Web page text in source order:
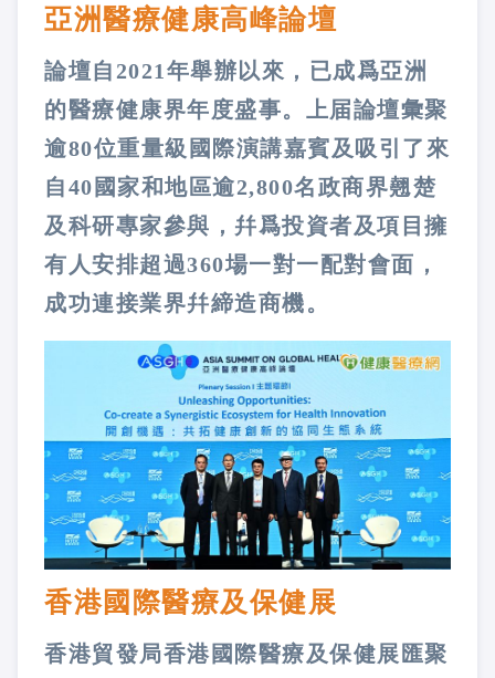
亞洲醫療健康高峰論壇
論壇自2021年舉辦以來，已成爲亞洲
的醫療健康界年度盛事。上届論壇彙聚
逾80位重量級國際演講嘉賓及吸引了來
自40國家和地區逾2,800名政商界翹楚
及科研專家參與，幷爲投資者及項目擁
有人安排超過360場一對一配對會面，
成功連接業界幷締造商機。
香港國際醫療及保健展
香港貿發局香港國際醫療及保健展匯聚